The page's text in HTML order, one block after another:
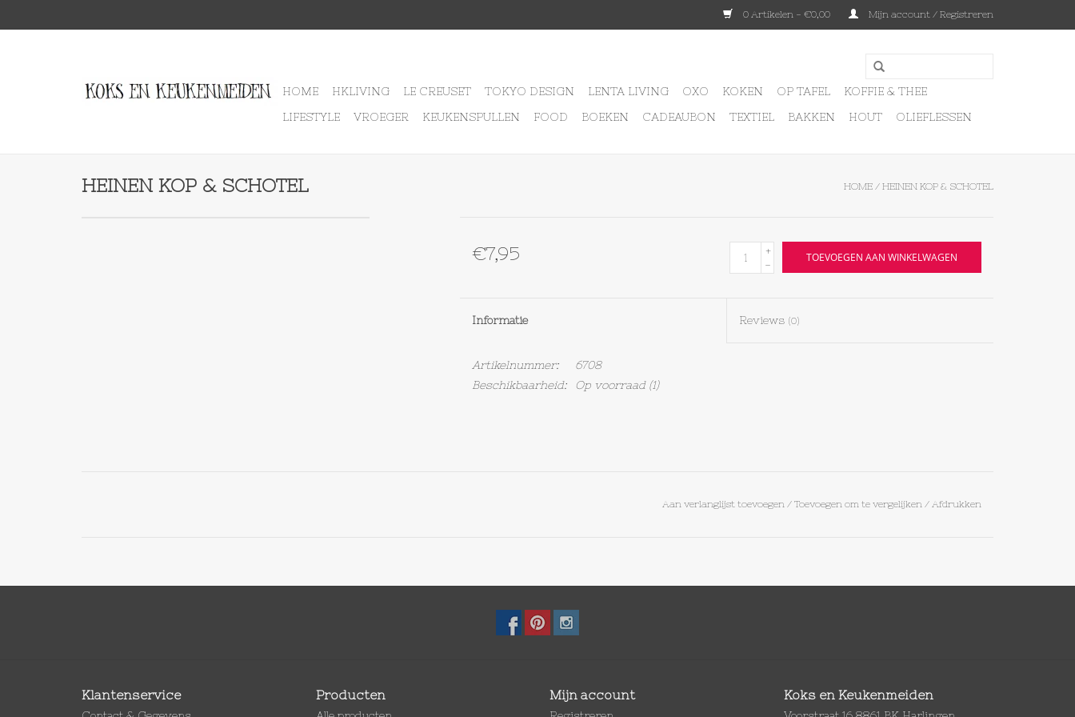
0 Artikelen - €0,00 Mijn account / Registreren
HOME HKLIVING LE CREUSET TOKYO DESIGN LENTA LIVING OXO KOKEN OP TAFEL
KOFFIE & THEE
LIFESTYLE
VROEGER KEUKENSPULLEN FOOD BOEKEN CADEAUBON TEXTIEL BAKKEN HOUT OLIEFLESSEN
HEINEN KOP & SCHOTEL HOME / HEINEN KOP & SCHOTEL
€7,95
+
-
TOEVOEGEN AAN WINKELWAGEN
Informatie Reviews (0)
Artikelnummer:
6708
Beschikbaarheid:
Op voorraad(1)
Aan verlanglijst toevoegen/ Toevoegen om te vergelijken / Afdrukken
Klantenservice Producten Mijn account Koks en Keukenmeiden